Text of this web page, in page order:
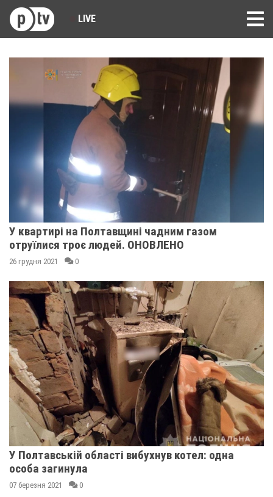
LIVE
У квартирі на Полтавщині чадним газом
отруїлися троє людей. ОНОВЛЕНО
26 грудня 2021 0
У Полтавській області вибухнув котел: одна
особа загинула
07 березня 2021 0